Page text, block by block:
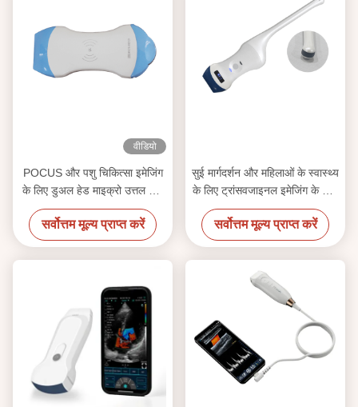
वीडियो
POCUS और पशु चिकित्सा इमेजिंग
के लिए डुअल हेड माइक्रो उत्तल और
रैखिक ट्रांसड्यूसर के साथ 128
एलिमेंट वायरलेस हैंडहेल्ड
अल्ट्रासाउंड जांच
सर्वोत्तम मूल्य प्राप्त करें
सुई मार्गदर्शन और महिलाओं के स्वास्थ्य
के लिए ट्रांसवजाइनल इमेजिंग के साथ
128 एलिमेंट वायरलेस लीनियर
अल्ट्रासाउंड जांच
सर्वोत्तम मूल्य प्राप्त करें